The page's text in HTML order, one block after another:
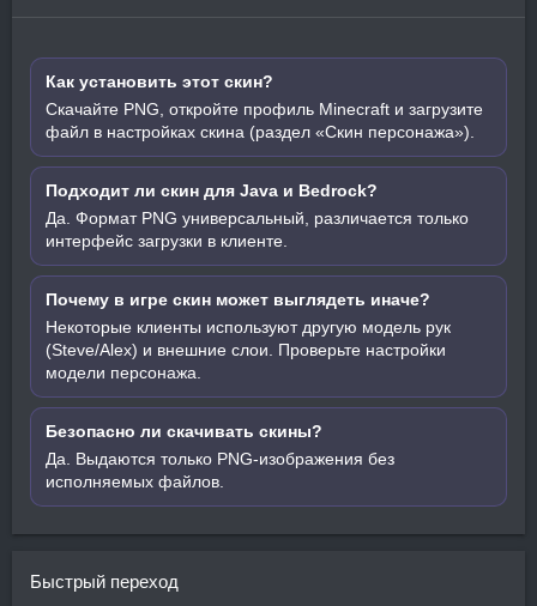
Как установить этот скин?
Скачайте PNG, откройте профиль Minecraft и загрузите
файл в настройках скина (раздел «Скин персонажа»).
Подходит ли скин для Java и Bedrock?
Да. Формат PNG универсальный, различается только
интерфейс загрузки в клиенте.
Почему в игре скин может выглядеть иначе?
Некоторые клиенты используют другую модель рук
(Steve/Alex) и внешние слои. Проверьте настройки
модели персонажа.
Безопасно ли скачивать скины?
Да. Выдаются только PNG-изображения без
исполняемых файлов.
Быстрый переход